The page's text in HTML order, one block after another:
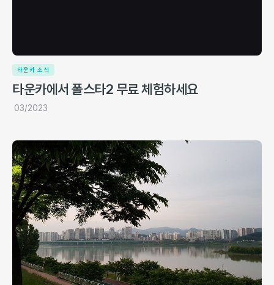
타운카 소식
타운카에서 폴스타2 무료 체험하세요
03/2023